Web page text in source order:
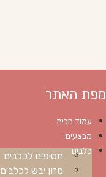
מפת האתר
עמוד הבית
מבצעים
כלבים
חטיפים לכלבים
מזון יבש לכלבים